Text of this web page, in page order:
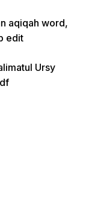
aqiqah word,
edit
Ursy